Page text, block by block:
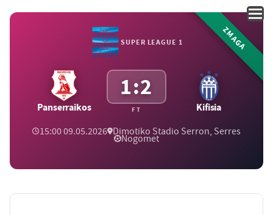
SUPER LEAGUE 1
Panserraikos
1:2
FT Kifisia
15:00 09.05.2026 Dimotiko Stadio Serron, Serres
Nogomet
ZMAGA